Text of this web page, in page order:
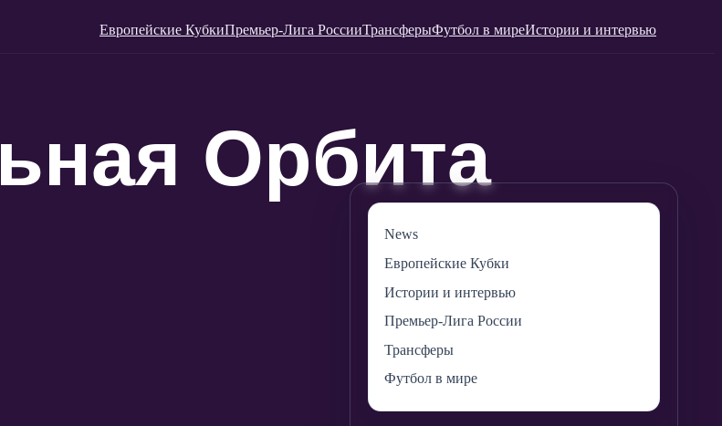
Европейские КубкиПремьер-Лига РоссииТрансферыФутбол в миреИстории и интервью
News
Европейские Кубки
Истории и интервью
Премьер-Лига России
Трансферы
Футбол в мире